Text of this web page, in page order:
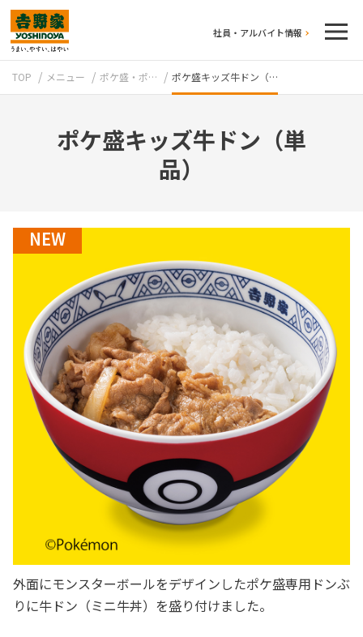
社員・アルバイト情報
牛丼のこだわり 吉野家の歴史
TOP メニュー ポケ盛・ポ… ポケ盛キッズ牛ドン（…
ポケ盛キッズ牛ドン（単
品）
NEW
外面にモンスターボールをデザインしたポケ盛専用ドンぶ
りに牛ドン（ミニ牛丼）を盛り付けました。